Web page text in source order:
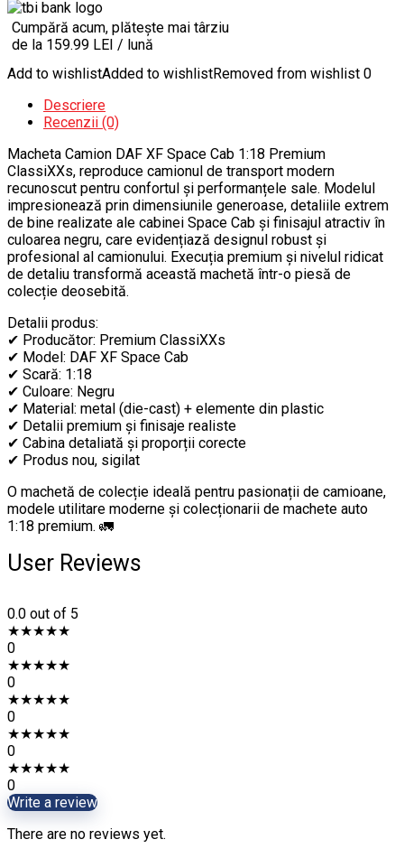
Cumpără acum, plătește mai târziu
de la 159.99 LEI / lună
Add to wishlistAdded to wishlistRemoved from wishlist 0
Descriere
Recenzii (0)
Macheta Camion DAF XF Space Cab 1:18 Premium
ClassiXXs, reproduce camionul de transport modern
recunoscut pentru confortul și performanțele sale. Modelul
impresionează prin dimensiunile generoase, detaliile extrem
de bine realizate ale cabinei Space Cab și finisajul atractiv în
culoarea negru, care evidențiază designul robust și
profesional al camionului. Execuția premium și nivelul ridicat
de detaliu transformă această machetă într-o piesă de
colecție deosebită.
Detalii produs:
✔ Producător: Premium ClassiXXs
✔ Model: DAF XF Space Cab
✔ Scară: 1:18
✔ Culoare: Negru
✔ Material: metal (die-cast) + elemente din plastic
✔ Detalii premium și finisaje realiste
✔ Cabina detaliată și proporții corecte
✔ Produs nou, sigilat
O machetă de colecție ideală pentru pasionații de camioane,
modele utilitare moderne și colecționarii de machete auto
1:18 premium. 🚛
User Reviews
0.0 out of 5
★★★★★
0
★★★★★
0
★★★★★
0
★★★★★
0
★★★★★
0
Write a review
There are no reviews yet.